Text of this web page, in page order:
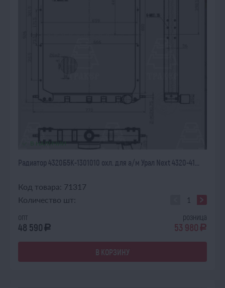
В НАЛИЧИИ
Радиатор 4320Б5К-1301010 охл. для а/м Урал Next 4320-41...
Код товара: 71317
Количество шт:
опт
48 590 a
розница
53 980 a
В КОРЗИНУ